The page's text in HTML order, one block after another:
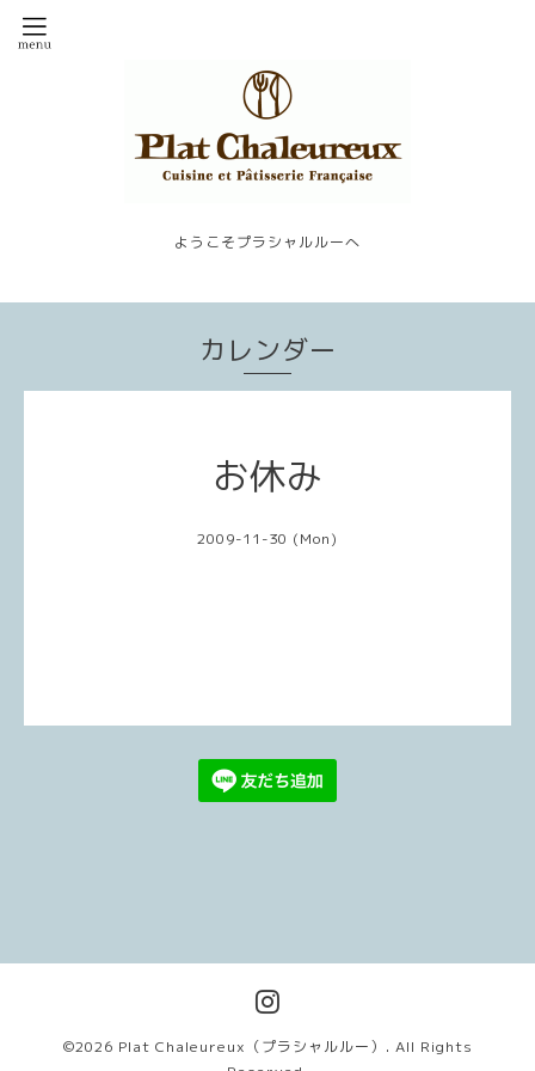
ようこそプラシャルルーへ
カレンダー
お休み
2009-11-30 (Mon)
©2026 Plat Chaleureux（プラシャルルー） . All Rights